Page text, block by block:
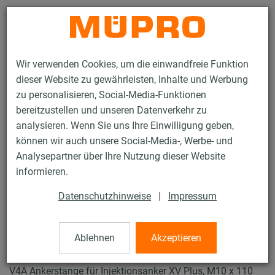
Wir verwenden Cookies, um die einwandfreie Funktion
dieser Website zu gewährleisten, Inhalte und Werbung
zu personalisieren, Social-Media-Funktionen
bereitzustellen und unseren Datenverkehr zu
analysieren. Wenn Sie uns Ihre Einwilligung geben,
können wir auch unsere Social-Media-, Werbe- und
Analysepartner über Ihre Nutzung dieser Website
informieren.
Datenschutzhinweise | Impressum
Ablehnen Akzeptieren
Kontakt
Produkte Befestigungstechnik
Dübel
Ankerstangen für Injektionsanker XV Plus
Ankerstangen für
Injektionsanker XV Plus
V4A Ankerstange für Injektionsanker XV Plus, M10 x 110